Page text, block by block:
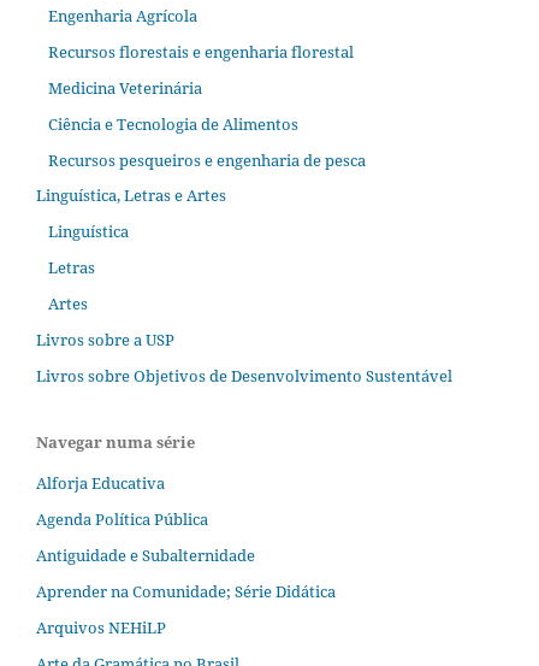
Engenharia Agrícola
Recursos florestais e engenharia florestal
Medicina Veterinária
Ciência e Tecnologia de Alimentos
Recursos pesqueiros e engenharia de pesca
Linguística, Letras e Artes
Linguística
Letras
Artes
Livros sobre a USP
Livros sobre Objetivos de Desenvolvimento Sustentável
Navegar numa série
Alforja Educativa
Agenda Política Pública
Antiguidade e Subalternidade
Aprender na Comunidade; Série Didática
Arquivos NEHiLP